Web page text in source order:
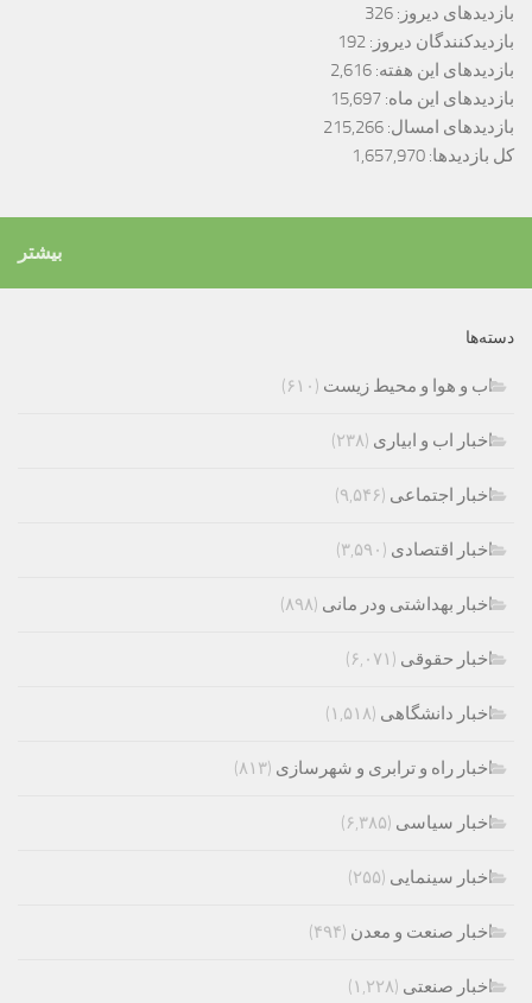
بازدیدهای دیروز: 326
بازدیدکنندگان دیروز: 192
بازدیدهای این هفته: 2,616
بازدیدهای این ماه: 15,697
بازدیدهای امسال: 215,266
کل بازدیدها: 1,657,970
بیشتر
دسته‌ها
اب و هوا و محیط زیست (۶۱۰)
اخبار اب و ابیاری (۲۳۸)
اخبار اجتماعی (۹,۵۴۶)
اخبار اقتصادی (۳,۵۹۰)
اخبار بهداشتی ودر مانی (۸۹۸)
اخبار حقوقی (۶,۰۷۱)
اخبار دانشگاهی (۱,۵۱۸)
اخبار راه و ترابری و شهرسازی (۸۱۳)
اخبار سیاسی (۶,۳۸۵)
اخبار سینمایی (۲۵۵)
اخبار صنعت و معدن (۴۹۴)
اخبار صنعتی (۱,۲۲۸)